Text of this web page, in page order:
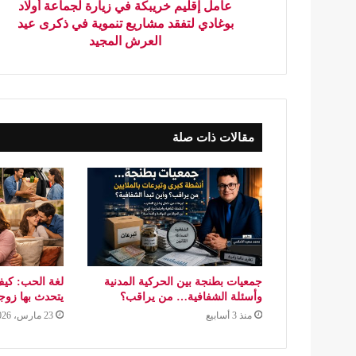
عامل إقليم خريبكة في زيارة لجماعة أولاد
بوغادي لتفقد مشاريع تنموية في ذكرى عيد
العرش المجيد
مقالات ذات صلة
جمعيات بطنجة بين الحركية المدنية
وأسئلة الشفافية… من يراقب؟
منذ 3 أسابيع
لغة الحب:
يتحدث بها
23 مارس، 2026